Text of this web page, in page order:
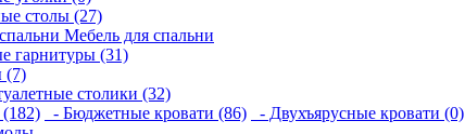
столы (27)
Мебель для спальни
гарнитуры (31)
(7)
столики (32)
- Бюджетные кровати (86) - Двухъярусные кровати (0)